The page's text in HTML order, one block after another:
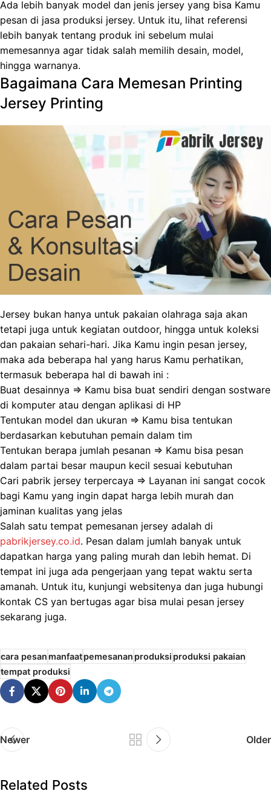
Ada lebih banyak model dan jenis jersey yang bisa Kamu
pesan di jasa produksi jersey. Untuk itu, lihat referensi
lebih banyak tentang produk ini sebelum mulai
memesannya agar tidak salah memilih desain, model,
hingga warnanya.
Bagaimana Cara Memesan Printing
Jersey Printing
Jersey bukan hanya untuk pakaian olahraga saja akan
tetapi juga untuk kegiatan outdoor, hingga untuk koleksi
dan pakaian sehari-hari. Jika Kamu ingin pesan jersey,
maka ada beberapa hal yang harus Kamu perhatikan,
termasuk beberapa hal di bawah ini :
Buat desainnya => Kamu bisa buat sendiri dengan sostware
di komputer atau dengan aplikasi di HP
Tentukan model dan ukuran => Kamu bisa tentukan
berdasarkan kebutuhan pemain dalam tim
Tentukan berapa jumlah pesanan => Kamu bisa pesan
dalam partai besar maupun kecil sesuai kebutuhan
Cari pabrik jersey terpercaya => Layanan ini sangat cocok
bagi Kamu yang ingin dapat harga lebih murah dan
jaminan kualitas yang jelas
Salah satu tempat pemesanan jersey adalah di
pabrikjersey.co.id. Pesan dalam jumlah banyak untuk
dapatkan harga yang paling murah dan lebih hemat. Di
tempat ini juga ada pengerjaan yang tepat waktu serta
amanah. Untuk itu, kunjungi websitenya dan juga hubungi
kontak CS yan bertugas agar bisa mulai pesan jersey
sekarang juga.
cara pesanmanfaatpemesananproduksiproduksi pakaian
tempat produksi
Newer Older
Related Posts